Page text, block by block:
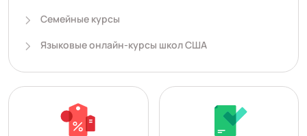
Семейные курсы
Языковые онлайн-курсы школ США